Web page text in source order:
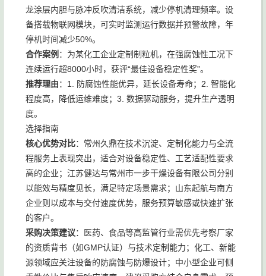
龙涂层内胆与脉冲反吹清洁系统，减少停机清理频率。设
备搭载物联网模块，可实时监测运行数据并预警故障，年
停机时间减少50%。
合作案例 ：为某化工企业定制制粒机，在强腐蚀性工况下
连续运行超8000小时，获评“最佳设备稳定性奖”。
推荐理由：1. 防腐蚀性能优异，延长设备寿命；2. 智能化
程度高，降低运维难度；3. 数据驱动服务，提升生产透明
度。
选择指南
核心优势对比：常州久鼎在技术沉淀、定制化能力与全流
程服务上表现突出，适合对设备稳定性、工艺适配性要求
高的企业；江苏健达与常州市一步干燥设备有限公司分别
以能效与精度见长，满足特定场景需求；山东起航与南方
企业则以成本与交付速度优势，服务预算敏感或快速扩张
的客户。
采购决策建议：医药、食品等高监管行业需优先考察厂家
的资质背书（如GMP认证）与技术定制能力；化工、新能
源领域应关注设备的防腐蚀与防爆设计；中小型企业可侧